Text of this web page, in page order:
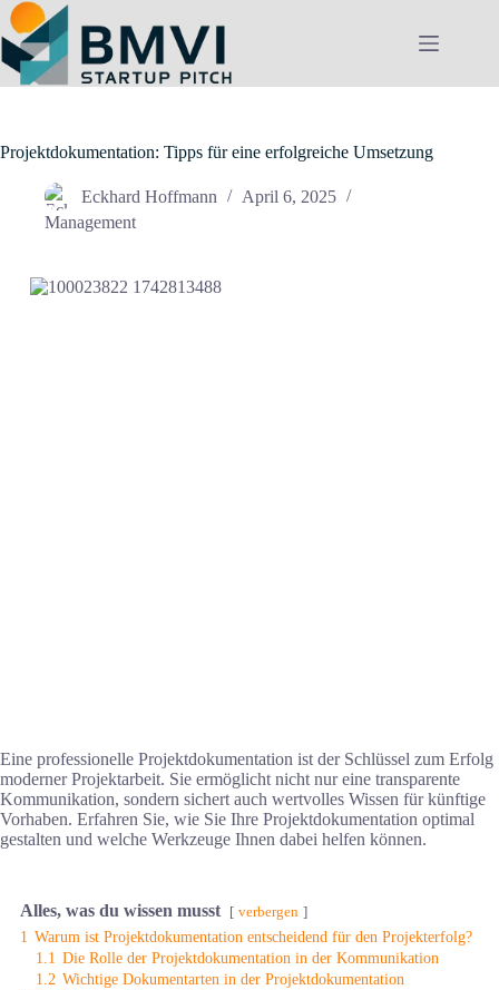
Zum
Inhalt
springen
Projektdokumentation: Tipps für eine erfolgreiche Umsetzung
Eckhard Hoffmann
April 6, 2025
Management
Eine professionelle Projektdokumentation ist der Schlüssel zum Erfolg
moderner Projektarbeit. Sie ermöglicht nicht nur eine transparente
Kommunikation, sondern sichert auch wertvolles Wissen für künftige
Vorhaben. Erfahren Sie, wie Sie Ihre Projektdokumentation optimal
gestalten und welche Werkzeuge Ihnen dabei helfen können.
Alles, was du wissen musst verbergen
1 Warum ist Projektdokumentation entscheidend für den Projekterfolg?
1.1 Die Rolle der Projektdokumentation in der Kommunikation
1.2 Wichtige Dokumentarten in der Projektdokumentation